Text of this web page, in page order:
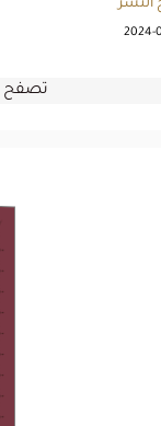
النشر
2024-
تصفح